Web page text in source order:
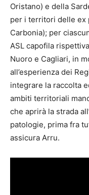
Oristano) e della
per i territori delle ex
Carbonia); per
ASL capofila
Nuoro e Cagliari, in
all’esperienza dei
integrare la raccolta
ambiti territoriali
che aprirà la strada
patologie, prima fra
assicura Arru.